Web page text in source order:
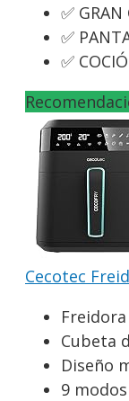
✅
✅
✅
Cecotec
Cubeta
Diseño
9